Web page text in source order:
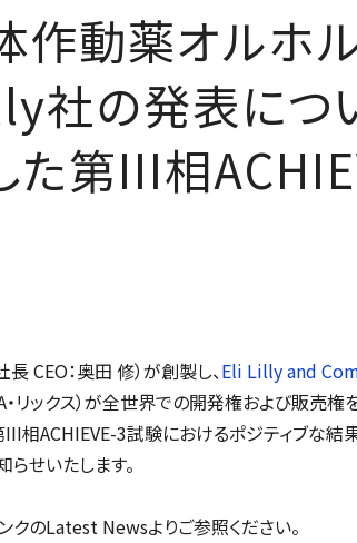
動薬オルホ
社の発表につ
た第III相
長 CEO：奥田 修）が創製し、Eli Lilly and
A・リックス）が全世界での開発権および販売
III相ACHIEVE-3試験におけるポジティブな
せいたします。
のLatest Newsよりご参照ください。